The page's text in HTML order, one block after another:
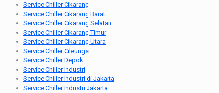
Service Chiller Cikarang
Service Chiller Cikarang Barat
Service Chiller Cikarang Selatan
Service Chiller Cikarang Timur
Service Chiller Cikarang Utara
Service Chiller Cileungsi
Service Chiller Depok
Service Chiller Industri
Service Chiller Industri di Jakarta
Service Chiller Industri Jakarta